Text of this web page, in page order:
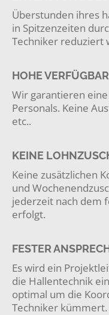
Überstunden ihres
in Spitzenzeiten
Techniker reduziert
HOHE
Wir garantieren
Personals. Keine
etc..
KEINE
Keine zusätzlichen
und
jederzeit nach dem
erfolgt.
FESTER
Es wird ein
die Hallentechnik
optimal um die
Techniker kümmert.